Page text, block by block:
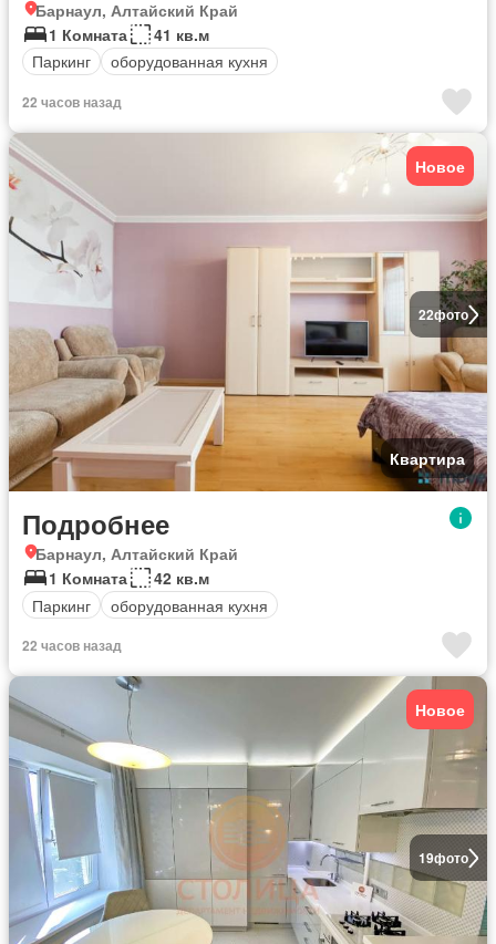
Барнаул, Алтайский Край
1 Комната
41 кв.м
Паркинг
оборудованная кухня
22 часов назад
22фото
Новое
Квартира
Подробнее
Барнаул, Алтайский Край
1 Комната
42 кв.м
Паркинг
оборудованная кухня
22 часов назад
19фото
Новое